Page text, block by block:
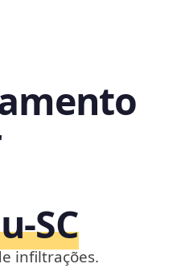
infiltrações.